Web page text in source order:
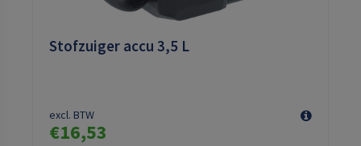
Stofzuiger accu 3,5 L
€16,53
excl. BTW